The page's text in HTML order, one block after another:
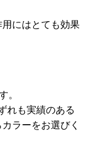
にはとても効果
。
れも実績のある
ラーをお選びく